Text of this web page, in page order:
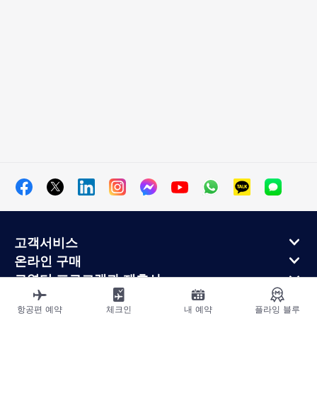
고객서비스
온라인 구매
로열티 프로그램과 제휴사
에어프랑스 정보
에어프랑스 모바일 앱
항공편 예약 체크인 내 예약 플라잉 블루